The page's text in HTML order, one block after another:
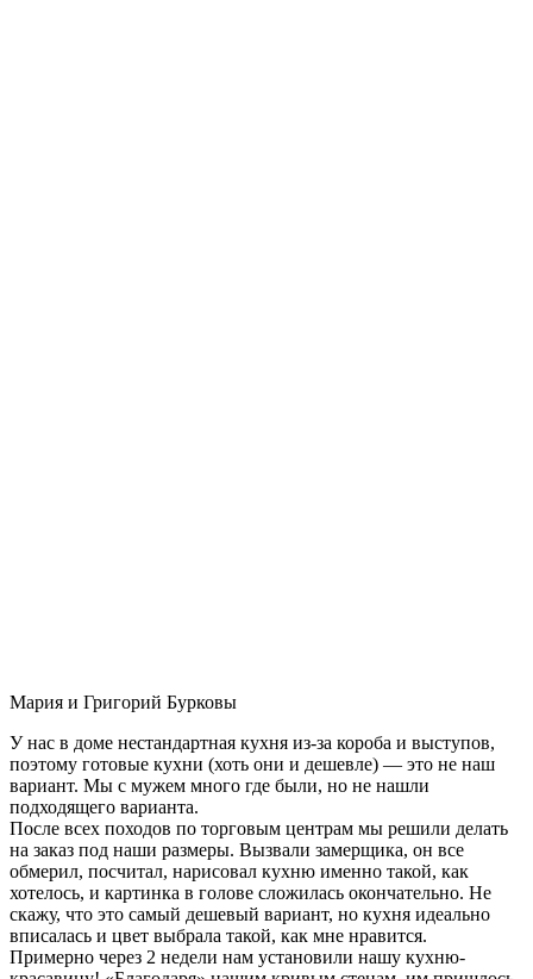
Мария и Григорий Бурковы
У нас в доме нестандартная кухня из-за короба и выступов,
поэтому готовые кухни (хоть они и дешевле) — это не наш
вариант. Мы с мужем много где были, но не нашли
подходящего варианта.
После всех походов по торговым центрам мы решили делать
на заказ под наши размеры. Вызвали замерщика, он все
обмерил, посчитал, нарисовал кухню именно такой, как
хотелось, и картинка в голове сложилась окончательно. Не
скажу, что это самый дешевый вариант, но кухня идеально
вписалась и цвет выбрала такой, как мне нравится.
Примерно через 2 недели нам установили нашу кухню-